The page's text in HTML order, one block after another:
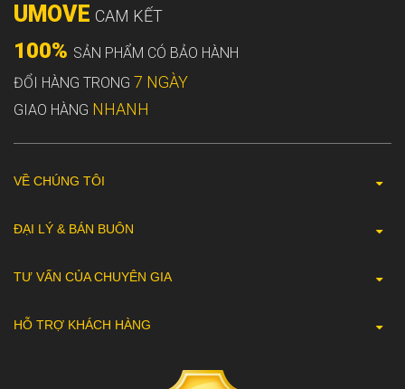
UMOVE CAM KẾT
100% SẢN PHẨM CÓ BẢO HÀNH
ĐỔI HÀNG TRONG 7 NGÀY
GIAO HÀNG NHANH
VỀ CHÚNG TÔI
ĐẠI LÝ & BÁN BUÔN
TƯ VẤN CỦA CHUYÊN GIA
HỖ TRỢ KHÁCH HÀNG